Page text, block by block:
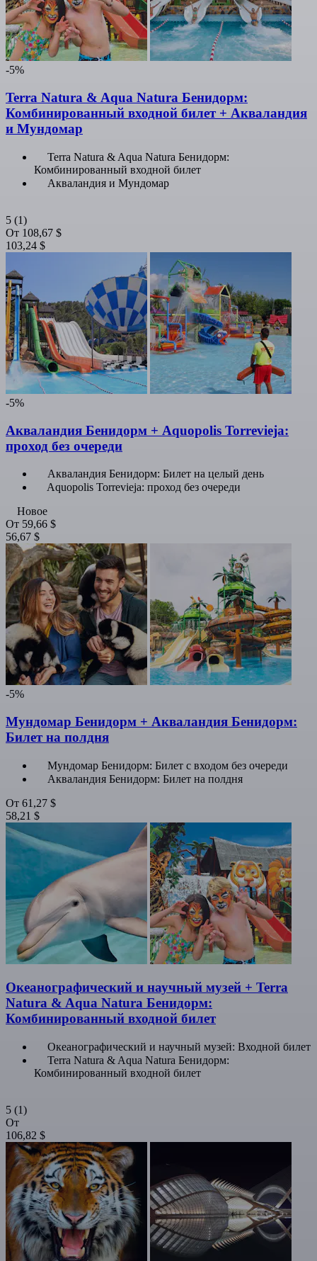
-5%
Terra Natura & Aqua Natura Бенидорм:
Комбинированный входной билет + Акваландия
и Мундомар
Terra Natura & Aqua Natura Бенидорм:
Комбинированный входной билет
Акваландия и Мундомар
5 (1)
От 108,67 $
103,24 $
-5%
Акваландия Бенидорм + Aquopolis Torrevieja:
проход без очереди
Акваландия Бенидорм: Билет на целый день
Aquopolis Torrevieja: проход без очереди
Новое
От 59,66 $
56,67 $
-5%
Мундомар Бенидорм + Акваландия Бенидорм:
Билет на полдня
Мундомар Бенидорм: Билет с входом без очереди
Акваландия Бенидорм: Билет на полдня
От 61,27 $
58,21 $
Океанографический и научный музей + Terra
Natura & Aqua Natura Бенидорм:
Комбинированный входной билет
Океанографический и научный музей: Входной билет
Terra Natura & Aqua Natura Бенидорм:
Комбинированный входной билет
5 (1)
От
106,82 $